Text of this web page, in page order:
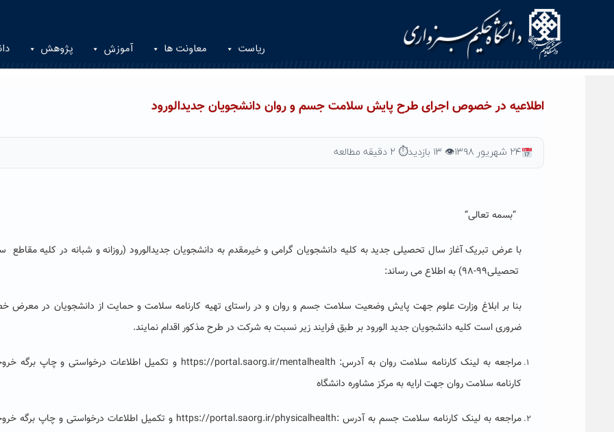
ریاست معاونت ها آموزش پژوهش
اطلاعیه در خصوص اجرای طرح پایش سلامت جسم و روان دانشجویان جدیدالورود
۲۴ شهریور ۱۳۹۸ 👁 ۱۳ بازدید ⏱ ۲ دقیقه مطالعه
“بسمه تعالی“
با عرض تبریک آغاز سال تحصیلی جدید به کلیه دانشجویان گرامی و خیرمقدم به دانشجویان جدیدالورود (روزانه و شبانه در کلیه مقاطع
تحصیلی۹۹-۹۸) به اطلاع می رساند:
بنا بر ابلاغ وزارت علوم جهت پایش وضعیت سلامت جسم و روان و در راستای تهیه کارنامه سلامت و حمایت از دانشجویان در معرض
ضروری است کلیه دانشجویان جدید الورود بر طبق فرایند زیر نسبت به شرکت در طرح مذکور اقدام نمایند.
مراجعه به لینک کارنامه سلامت روان به آدرس: https://portal.saorg.ir/mentalhealth و تکمیل اطلاعات درخواستی و چاپ برگه
کارنامه سلامت روان جهت ارایه به مرکز مشاوره دانشگاه
مراجعه به لینک کارنامه سلامت جسم به آدرس :https://portal.saorg.ir/physicalhealth و تکمیل اطلاعات درخواستی و چاپ برگه